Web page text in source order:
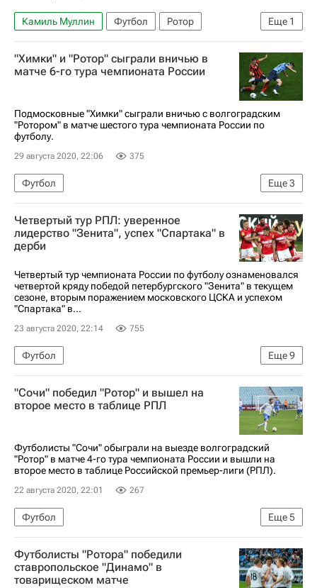
Еще 1
Камиль Муллин Футбол
Ротор
Спорт в условиях пандемии коронавируса
"Химки" и "Ротор" сыграли вничью в
матче 6-го тура чемпионата России
Подмосковные "Химки" сыграли вничью с волгоградским
"Ротором" в матче шестого тура чемпионата России по
футболу.
29 августа 2020, 22:06 375
Еще3
Футбол
РПЛ 2026-2027 (Чемпионат России по футболу)
Ротор
Химки
Четвертый тур РПЛ: уверенное
лидерство "Зенита", успех "Спартака" в
дерби
Четвертый тур чемпионата России по футболу ознаменовался
четвертой кряду победой петербургского "Зенита" в текущем
сезоне, вторым поражением московского ЦСКА и успехом
"Спартака" в...
23 августа 2020, 22:14 755
Еще9
Футбол
РПЛ 2026-2027 (Чемпионат России по футболу)
Спартак Москва
Динамо Москва
Ахмат
ПФК ЦСКА Ростов
"Сочи" победил "Ротор" и вышел на
второе место в таблице РПЛ
Футболисты "Сочи" обыграли на выезде волгоградский
"Ротор" в матче 4-го тура чемпионата России и вышли на
второе место в таблице Российской премьер-лиги (РПЛ).
22 августа 2020, 22:01 267
Еще5
Футбол
РПЛ 2026-2027 (Чемпионат России по футболу)
Тамбов
Сочи
Ротор
Никита Бурмистров
Футболисты "Ротора" победили
ставропольское "Динамо" в
товарищеском матче